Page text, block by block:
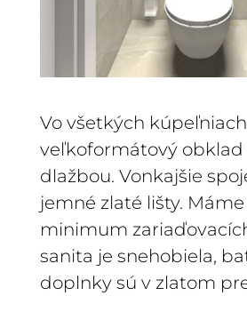
Vo všetkých
veľkoformátový obklad
dlažbou. Vonkajšie
jemné zlaté lišty.
minimum
sanita je snehobiela,
doplnky sú v zlatom